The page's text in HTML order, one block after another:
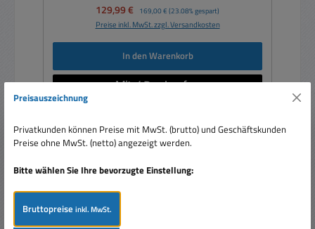
Verkaufspreis:
129,99 € Regulärer Preis:
169,00 € (23.08% gespart)
Preise inkl. MwSt. zzgl. Versandkosten
In den Warenkorb
%Rabatt
Preisauszeichnung
Privatkunden können Preise mit MwSt. (brutto) und Geschäftskunden
Preise ohne MwSt. (netto) angezeigt werden.
Bitte wählen Sie Ihre bevorzugte Einstellung:
Bruttopreiseinkl. MwSt.